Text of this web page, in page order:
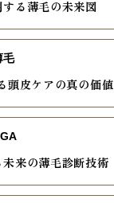
る薄毛の未来図
頭皮ケアの真の価値
毛
来の薄毛診断技術